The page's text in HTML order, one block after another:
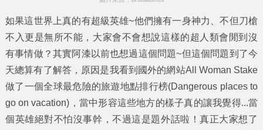
如果這世界上真的有超級英雄~他們擁有一身神力、不但刀槍
不入更是無所不能，大家會不會想說這樣的超人類會閒到沒
有事情做？其實阿漆以前也想過這個問題~但這個問題到了今
天總算有了解答，原因是我看到國外的網站All Woman Stake
做了一個全球最危險的旅遊地點排行榜(Dangerous places to
go on vacation)，當中形容這些地方的樣子真的讓我覺得...當
個英雄絕對不怕沒事幹，不過這是題外話啦！真正大家想了